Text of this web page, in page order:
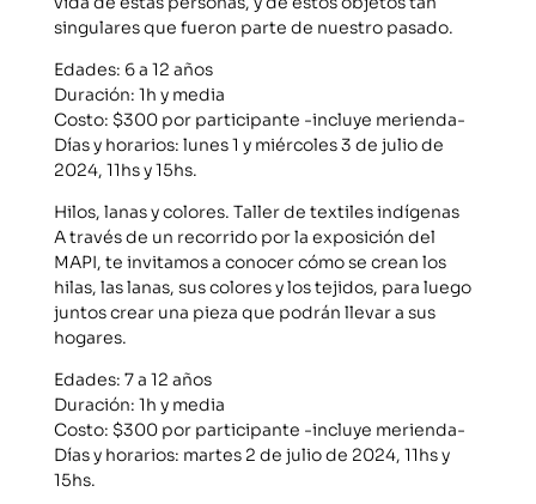
singulares que fueron parte de nuestro pasado.
Edades: 6 a 12 años
Duración: 1h y media
Costo: $300 por participante -incluye merienda-
Días y horarios: lunes 1 y miércoles 3 de julio de
2024, 11hs y 15hs.
Hilos, lanas y colores. Taller de textiles indígenas
A través de un recorrido por la exposición del
MAPI, te invitamos a conocer cómo se crean los
hilas, las lanas, sus colores y los tejidos, para luego
juntos crear una pieza que podrán llevar a sus
hogares.
Edades: 7 a 12 años
Duración: 1h y media
Costo: $300 por participante -incluye merienda-
Días y horarios: martes 2 de julio de 2024, 11hs y
15hs.